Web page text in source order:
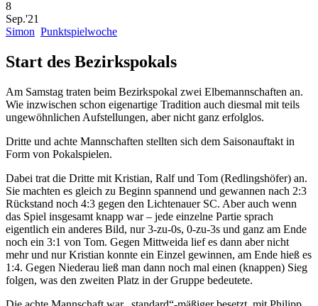
8
Sep.'21
Simon Punktspielwoche
Start des Bezirkspokals
Am Samstag traten beim Bezirkspokal zwei Elbemannschaften an.
Wie inzwischen schon eigenartige Tradition auch diesmal mit teils
ungewöhnlichen Aufstellungen, aber nicht ganz erfolglos.
Dritte und achte Mannschaften stellten sich dem Saisonauftakt in
Form von Pokalspielen.
Dabei trat die Dritte mit Kristian, Ralf und Tom (Redlingshöfer) an.
Sie machten es gleich zu Beginn spannend und gewannen nach 2:3
Rückstand noch 4:3 gegen den Lichtenauer SC. Aber auch wenn
das Spiel insgesamt knapp war – jede einzelne Partie sprach
eigentlich ein anderes Bild, nur 3-zu-0s, 0-zu-3s und ganz am Ende
noch ein 3:1 von Tom. Gegen Mittweida lief es dann aber nicht
mehr und nur Kristian konnte ein Einzel gewinnen, am Ende hieß es
1:4. Gegen Niederau ließ man dann noch mal einen (knappen) Sieg
folgen, was den zweiten Platz in der Gruppe bedeutete.